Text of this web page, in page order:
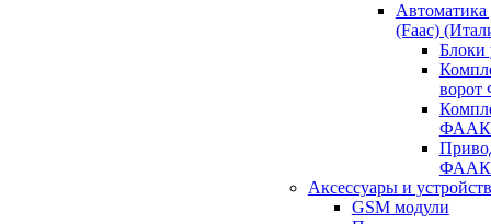
(Faac)
ФААК
ФААК
Аксессуары и
GSM модули